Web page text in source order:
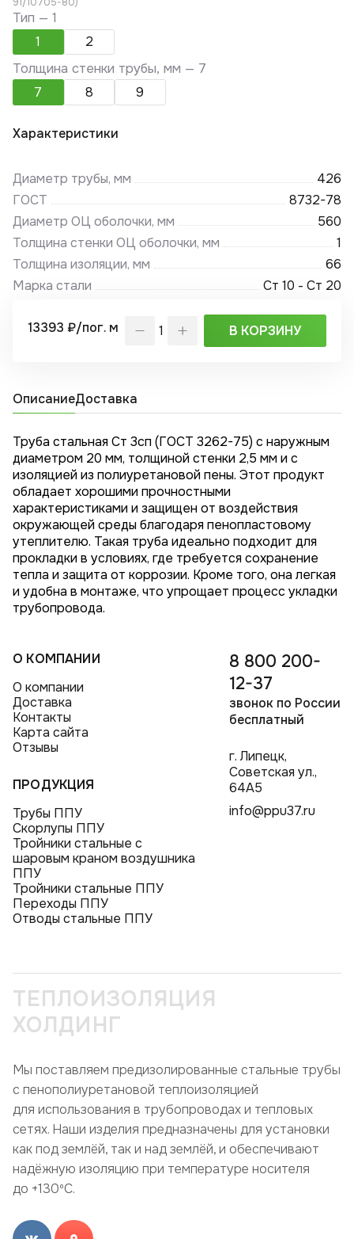
Тип —1
1
2
Толщина стенки трубы, мм — 7
7
8 9
Характеристики
Диаметр трубы, мм
426
ГОСТ
8732-78
Диаметр ОЦ оболочки, мм
560
Толщина стенки ОЦ оболочки, мм
1
Толщина изоляции, мм
66
Марка стали
Ст 10 - Ст 20
13393 ₽/пог. м В КОРЗИНУ
ОписаниеДоставка
Труба стальная Ст 3сп (ГОСТ 3262-75) с наружным
диаметром 20 мм, толщиной стенки 2,5 мм и с
изоляцией из полиуретановой пены. Этот продукт
обладает хорошими прочностными
характеристиками и защищен от воздействия
окружающей среды благодаря пенопластовому
утеплителю. Такая труба идеально подходит для
прокладки в условиях, где требуется сохранение
тепла и защита от коррозии. Кроме того, она легкая
и удобна в монтаже, что упрощает процесс укладки
трубопровода.
О КОМПАНИИ
О компании
Доставка
Контакты
Карта сайта
Отзывы
ПРОДУКЦИЯ
Трубы ППУ
Скорлупы ППУ
Тройники стальные с
шаровым краном воздушника
ППУ
Тройники стальные ППУ
Переходы ППУ
Отводы стальные ППУ
8 800 200-
12-37
звонок по России
бесплатный
г. Липецк,
Советская ул.,
64А5
info@ppu37.ru
ТЕПЛОИЗОЛЯЦИЯ
ХОЛДИНГ
Мы поставляем предизолированные стальные трубы
с пенополиуретановой теплоизоляцией
для использования в трубопроводах и тепловых
сетях. Наши изделия предназначены для установки
как под землёй, так и над землёй, и обеспечивают
надёжную изоляцию при температуре носителя
до +130ºC.